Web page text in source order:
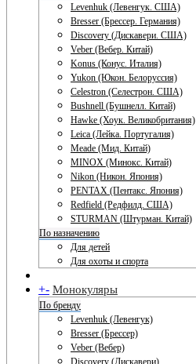
Levenhuk (Левенгук. США)
Bresser (Брессер. Германия)
Discovery (Дискавери. США)
Veber (Вебер. Китай)
Konus (Конус. Италия)
Yukon (Юкон. Белоруссия)
Celestron (Селестрон. США)
Bushnell (Бушнелл. Китай)
Hawke (Хоук. Великобритания)
Leica (Лейка. Португалия)
Meade (Мид. Китай)
MINOX (Минокс. Китай)
Nikon (Никон. Япония)
PENTAX (Пентакс. Япония)
Redfield (Редфилд. США)
STURMAN (Штурман. Китай)
По назначению
Для детей
Для охоты и спорта
+- Монокуляры
По бренду
Levenhuk (Левенгук)
Bresser (Брессер)
Veber (Вебер)
Discovery (Дискавери)